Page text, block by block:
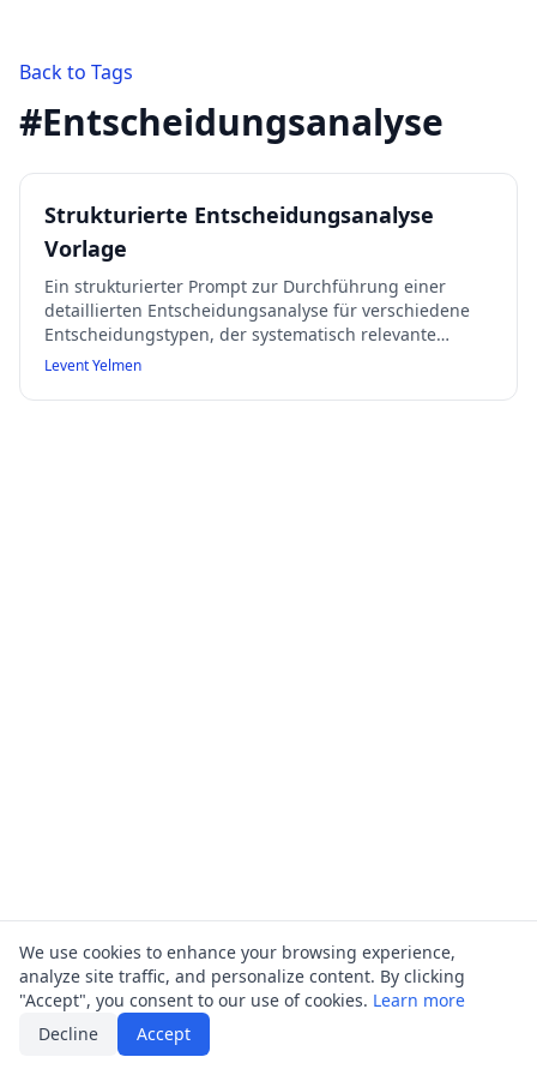
Back to Tags
#Entscheidungsanalyse
Strukturierte Entscheidungsanalyse
Vorlage
Ein strukturierter Prompt zur Durchführung einer
detaillierten Entscheidungsanalyse für verschiedene
Entscheidungstypen, der systematisch relevante
Aspekte wie Hintergrund, Annahmen, Risiken und
Levent Yelmen
We use cookies to enhance your browsing experience,
analyze site traffic, and personalize content. By clicking
"Accept", you consent to our use of cookies. Learn more
Decline
Accept